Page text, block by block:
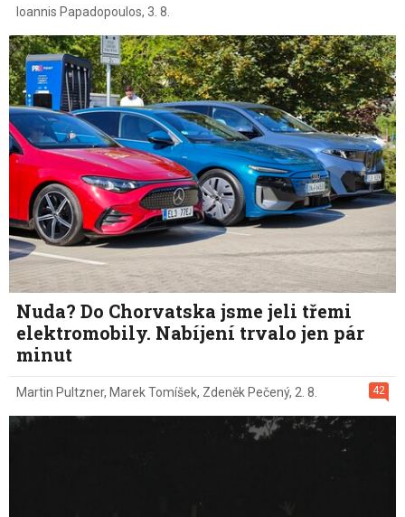
Ioannis Papadopoulos, 3. 8.
Nuda? Do Chorvatska jsme jeli třemi
elektromobily. Nabíjení trvalo jen pár
minut
42
Martin Pultzner, Marek Tomíšek, Zdeněk Pečený, 2. 8.